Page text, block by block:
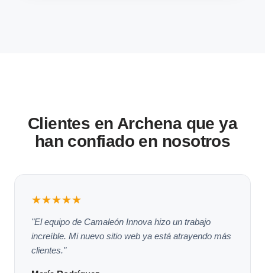
Clientes en Archena que ya
han confiado en nosotros
★★★★★
"El equipo de Camaleón Innova hizo un trabajo
increíble. Mi nuevo sitio web ya está atrayendo más
clientes."